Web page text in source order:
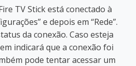
TV Stick está conectado à
e depois em “Rede”.
da conexão. Caso esteja
indicará que a conexão foi
pode tentar acessar um